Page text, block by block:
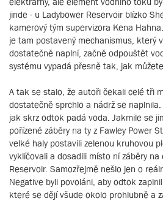
jinde - u Ladybower Reservoir blízko
kamerový tým supervizora Kena
je tam postavený mechanismus, který
dostatečně naplní, začně odpouštět
systému vypadá přesně tak, jak
A tak se stalo, že autoři čekali celé tři
dostatečně sprchlo a nádrž se
jak skrz odtok padá voda. Jakmile se
pořízené záběry na ty z Fawley Power
velké haly postavili zelenou kruhovou
vyklíčovali a dosadili místo ní záběry
Reservoir. Samozřejmě nešlo jen o
Negative byli povoláni, aby odtok
které se dějí všude okolo prohlubně a